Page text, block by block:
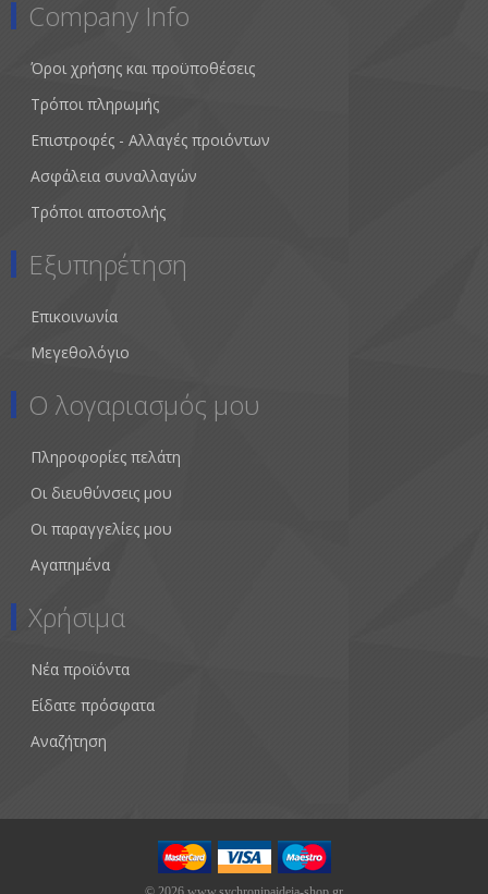
Company Info
Όροι χρήσης και προϋποθέσεις
Τρόποι πληρωμής
Επιστροφές - Αλλαγές προιόντων
Ασφάλεια συναλλαγών
Τρόποι αποστολής
Εξυπηρέτηση
Επικοινωνία
Μεγεθολόγιο
Ο λογαριασμός μου
Πληροφορίες πελάτη
Οι διευθύνσεις μου
Οι παραγγελίες μου
Αγαπημένα
Χρήσιμα
Νέα προϊόντα
Είδατε πρόσφατα
Αναζήτηση